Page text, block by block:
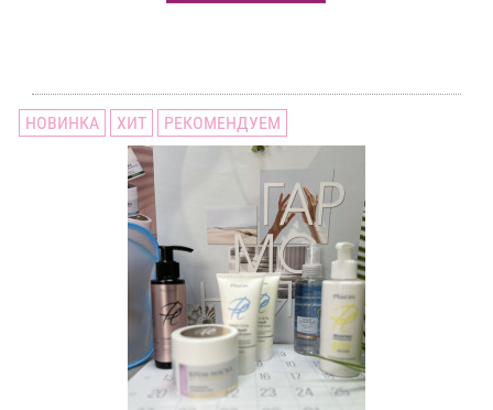
НОВИНКА ХИТ РЕКОМЕНДУЕМ